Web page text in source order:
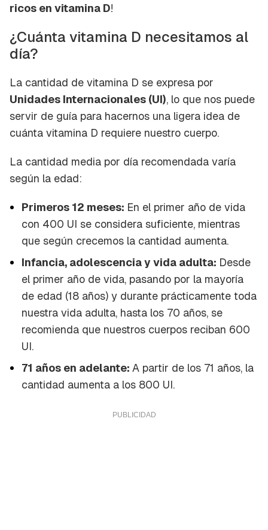
ricos en vitamina D!
¿Cuánta vitamina D necesitamos al
día?
La cantidad de vitamina D se expresa por
Unidades Internacionales (UI), lo que nos puede
servir de guía para hacernos una ligera idea de
cuánta vitamina D requiere nuestro cuerpo.
La cantidad media por día recomendada varía
según la edad:
Primeros 12 meses: En el primer año de vida
con 400 UI se considera suficiente, mientras
que según crecemos la cantidad aumenta.
Infancia, adolescencia y vida adulta: Desde
el primer año de vida, pasando por la mayoría
de edad (18 años) y durante prácticamente toda
nuestra vida adulta, hasta los 70 años, se
recomienda que nuestros cuerpos reciban 600
UI.
71 años en adelante: A partir de los 71 años, la
cantidad aumenta a los 800 UI.